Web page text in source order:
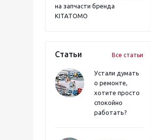
на запчасти бренда
KITATOMO
Статьи Все статьи
Устали думать
о ремонте,
хотите просто
спокойно
работать?